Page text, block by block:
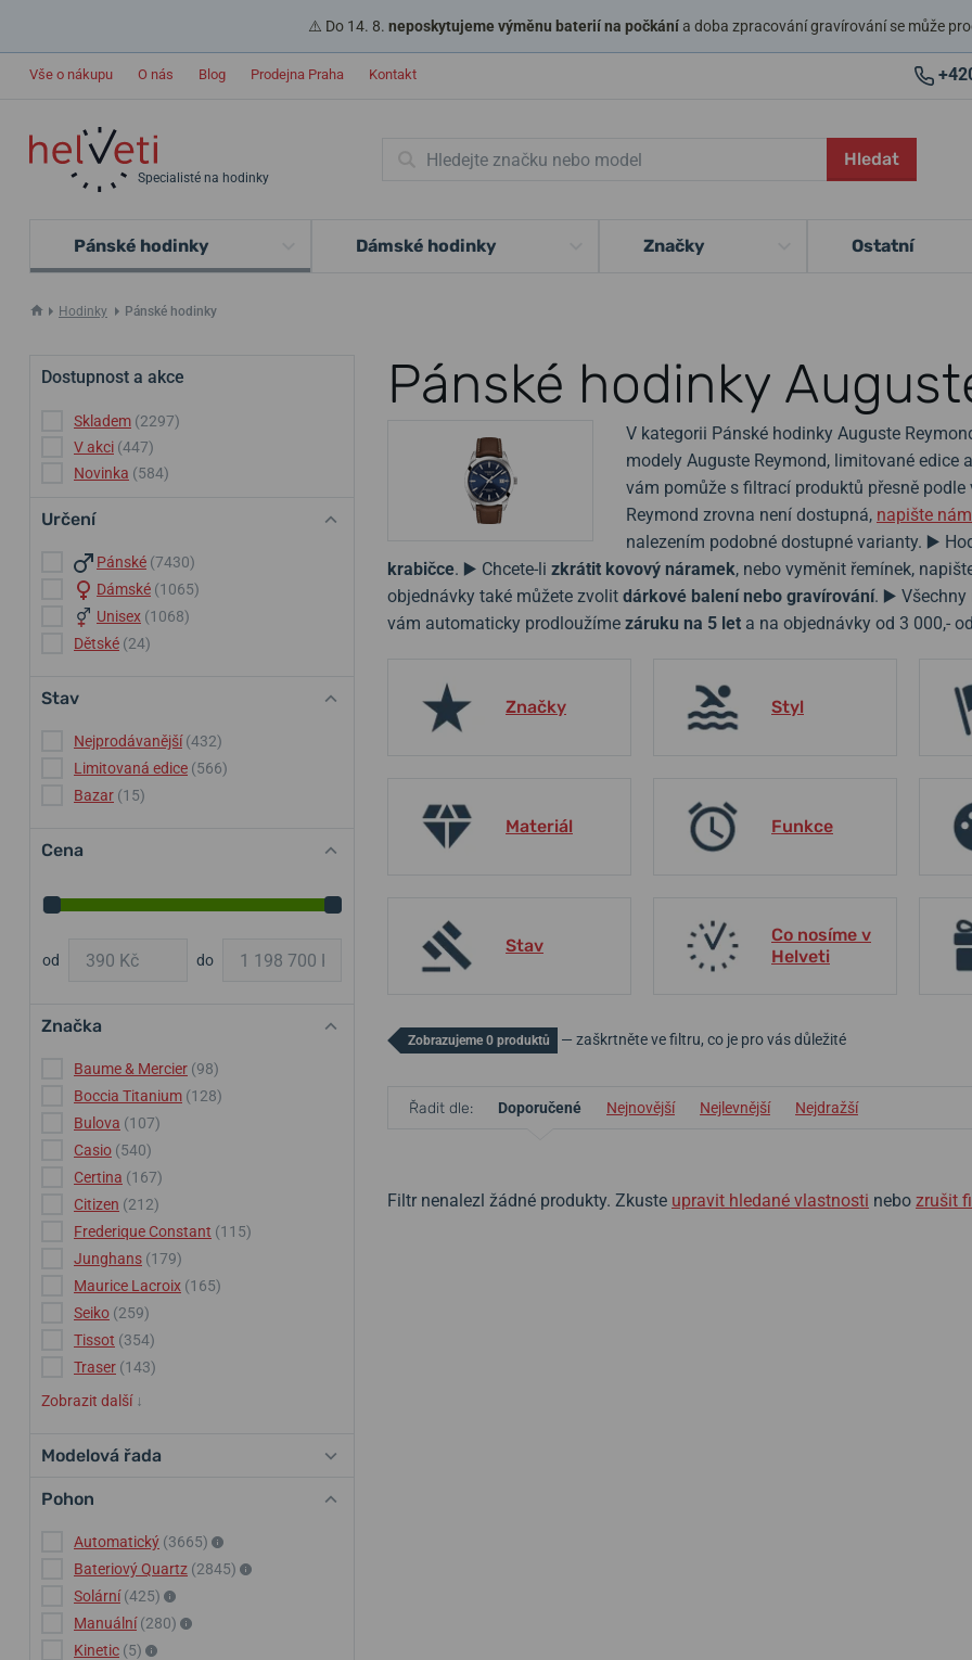
⚠️ Do 14. 8. neposkytujeme výměnu baterií na počkánía doba zpracování gravírování se může
Vše o nákupu O nás Blog Prodejna Praha Kontakt
Specialisté na hodinky
Hledat
Pánské hodinky Dámské hodinky Značky Ostatní
Hodinky Pánské hodinky
Pánské hodinky
V kategorii Pánské hodinky Auguste
modely Auguste Reymond, limitované edice
vám pomůže s filtrací produktů přesně
Reymond zrovna není dostupná, napište nám
nalezením podobné dostupné varianty. ▶️
krabičce. ▶️ Chcete-li zkrátit kovový náramek, nebo vyměnit řemínek,
objednávky také můžete zvolit dárkové balení nebo gravírování. ▶️ Všechny
vám automaticky prodloužíme záruku na 5 let a na objednávky od 3 000,-
Značky Styl
Materiál Funkce
Stav
Co nosíme v
Helveti
Dostupnost a akce
Skladem (2297)
V akci (447)
Novinka (584)
Určení
Pánské (7430)
Dámské (1065)
Unisex (1068)
Dětské (24)
Stav
Nejprodávanější (432)
Limitovaná edice (566)
Bazar (15)
Cena
od do
Značka
Baume & Mercier (98)
Boccia Titanium (128)
Bulova (107)
Casio (540)
Certina (167)
Citizen (212)
Frederique Constant (115)
Junghans (179)
Maurice Lacroix (165)
Seiko (259)
Tissot (354)
Traser (143)
Zobrazit další ↓
Modelová řada
Pohon
Automatický (3665)
Bateriový Quartz (2845)
Solární (425)
Manuální (280)
Kinetic (5)
Zobrazujeme 0 produktů — zaškrtněte ve filtru, co je pro vás důležité
Řadit dle: Doporučené Nejnovější Nejlevnější Nejdražší
Filtr nenalezl žádné produkty. Zkuste upravit hledané vlastnosti nebo zrušit